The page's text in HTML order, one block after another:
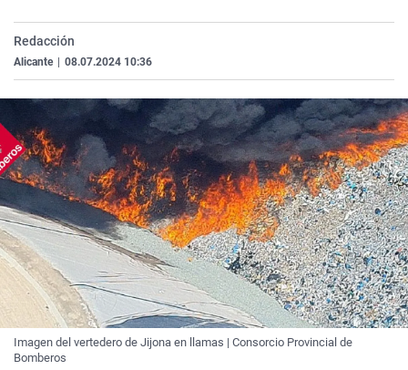
Como el perro y el
Equipo de
Operación Viuda
La Rioja
Navarra
País Vasco
Elecciones
Redacción
Alicante 08.07.2024 10:36
Imagen del vertedero de Jijona en llamas | Consorcio Provincial de
Bomberos